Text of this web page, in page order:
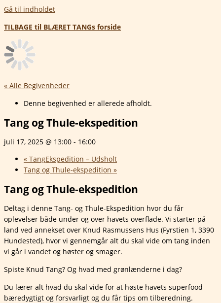
Gå til indholdet
TILBAGE til BLÆRET TANGs forside
« Alle Begivenheder
Denne begivenhed er allerede afholdt.
Tang og Thule-ekspedition
juli 17, 2025 @ 13:00 - 16:00
« TangEkspedition – Udsholt
Tang og Thule-ekspedition »
Tang og Thule-ekspedition
Deltag i denne Tang- og Thule-Ekspedition hvor du får
oplevelser både under og over havets overflade. Vi starter på
land ved annekset over Knud Rasmussens Hus (Fyrstien 1, 3390
Hundested), hvor vi gennemgår alt du skal vide om tang inden
vi går i vandet og høster og smager.
Spiste Knud Tang? Og hvad med grønlænderne i dag?
Du lærer alt hvad du skal vide for at høste havets superfood
bæredygtigt og forsvarligt og du får tips om tilberedning.